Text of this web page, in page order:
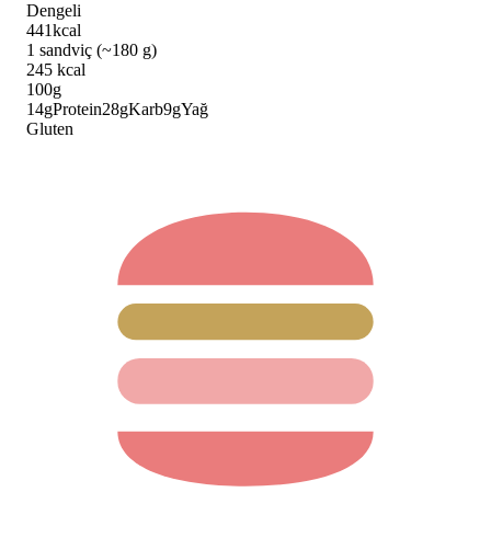
Dengeli
441kcal
1 sandviç (~180 g)
245 kcal
100g
14gProtein28gKarb9gYağ
Gluten